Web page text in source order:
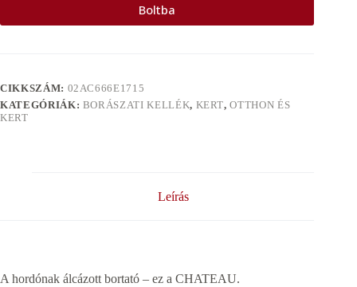
Boltba
CIKKSZÁM: 02AC666E1715
KATEGÓRIÁK: BORÁSZATI KELLÉK, KERT,OTTHON ÉS
KERT
Leírás
A hordónak álcázott bortató – ez a CHATEAU.